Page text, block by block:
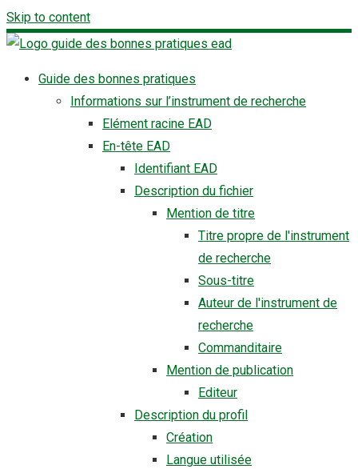
Skip to content
Guide des bonnes pratiques
Informations sur l’instrument de recherche
Elément racine EAD
En-tête EAD
Identifiant EAD
Description du fichier
Mention de titre
Titre propre de l'instrument
de recherche
Sous-titre
Auteur de l'instrument de
recherche
Commanditaire
Mention de publication
Editeur
Description du profil
Création
Langue utilisée